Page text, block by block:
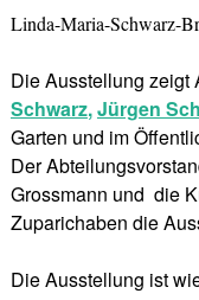
Linda-Maria-Schwarz-
Die Ausstellung zeigt
Schwarz,Jürgen
Garten und im
Der
Grossmann und die
Zuparichaben die
Die Ausstellung ist